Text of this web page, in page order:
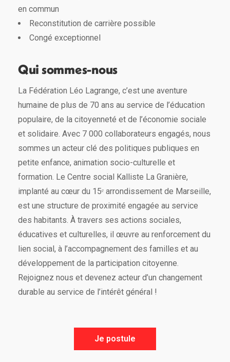
en commun
Reconstitution de carrière possible
Congé exceptionnel
Qui sommes-nous
La Fédération Léo Lagrange, c’est une aventure
humaine de plus de 70 ans au service de l’éducation
populaire, de la citoyenneté et de l’économie sociale
et solidaire. Avec 7 000 collaborateurs engagés, nous
sommes un acteur clé des politiques publiques en
petite enfance, animation socio-culturelle et
formation. Le Centre social Kalliste La Granière,
implanté au cœur du 15ᵉ arrondissement de Marseille,
est une structure de proximité engagée au service
des habitants. À travers ses actions sociales,
éducatives et culturelles, il œuvre au renforcement du
lien social, à l’accompagnement des familles et au
développement de la participation citoyenne.
Rejoignez nous et devenez acteur d’un changement
durable au service de l’intérêt général !
Je postule